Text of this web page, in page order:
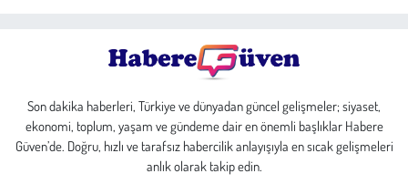
Son dakika haberleri, Türkiye ve dünyadan güncel gelişmeler; siyaset,
ekonomi, toplum, yaşam ve gündeme dair en önemli başlıklar Habere
Güven’de. Doğru, hızlı ve tarafsız habercilik anlayışıyla en sıcak gelişmeleri
anlık olarak takip edin.